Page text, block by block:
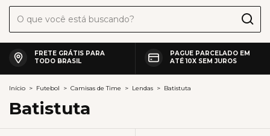
FRETE GRÁTIS PARA
TODO BRASIL
PAGUE PARCELADO EM
ATÉ 10X SEM JUROS
Início > Futebol > Camisas de Time > Lendas > Batistuta
Batistuta